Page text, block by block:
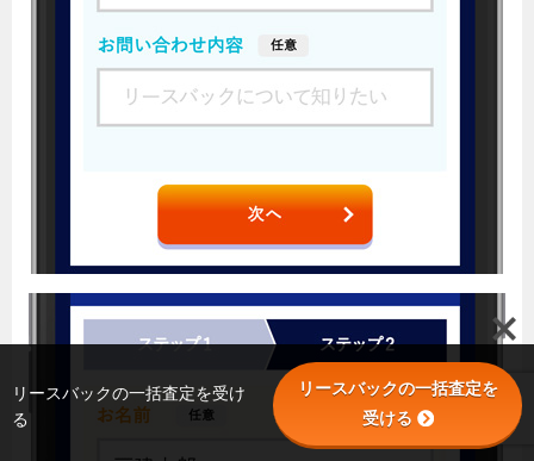
リースバックの一括査定を受け
る
リースバックの一括査定を
受ける